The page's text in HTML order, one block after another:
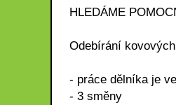
HLEDÁME
Odebírání
- práce dělníka je
- 3 směny